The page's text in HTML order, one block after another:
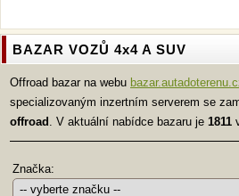
BAZAR VOZŮ 4x4 A SUV
Offroad bazar na webu
specializovaným inzertním serverem se
offroad . V aktuální nabídce bazaru je 1811
Značka: